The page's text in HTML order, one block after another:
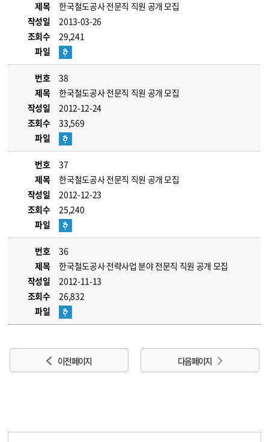
제목
한국철도공사 전문직 직원 공개 모집
작성일
2013-03-26
조회수
29,241
파일
번호
38
제목
한국철도공사 전문직 직원 공개 모집
작성일
2012-12-24
조회수
33,569
파일
번호
37
제목
한국철도공사 전문직 직원 공개 모집
작성일
2012-12-23
조회수
25,240
파일
번호
36
제목
한국철도공사 전략사업 분야 전문직 직원 공개 모집
작성일
2012-11-13
조회수
26,832
파일
이전 페이지 다음 페이지